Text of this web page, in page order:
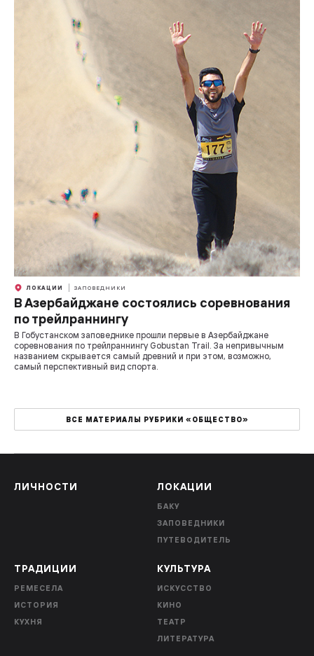
ЛОКАЦИИ ЗАПОВЕДНИКИ
В Азербайджане состоялись соревнования
по трейлраннингу
В Гобустанском заповеднике прошли первые в Азербайджане
соревнования по трейлраннингу Gobustan Trail. За непривычным
названием скрывается самый древний и при этом, возможно,
самый перспективный вид спорта.
ВСЕ МАТЕРИАЛЫ РУБРИКИ «ОБЩЕСТВО»
ЛИЧНОСТИ ЛОКАЦИИ
БАКУ
ЗАПОВЕДНИКИ
ПУТЕВОДИТЕЛЬ
ТРАДИЦИИ
РЕМЕСЕЛА
ИСТОРИЯ
КУХНЯ
КУЛЬТУРА
ИСКУССТВО
КИНО
ТЕАТР
ЛИТЕРАТУРА